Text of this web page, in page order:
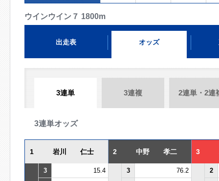
ウインウイン７ 1800m
出走表 オッズ
3連単 3連複 2連単・2連
3連単オッズ
1 岩川 仁士 2 中野 孝二 3
3 15.4 3 76.2
2